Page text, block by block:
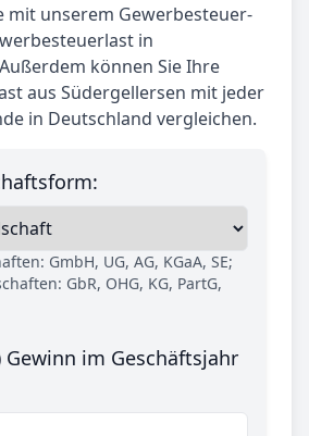
mit unserem Gewerbesteuer-
in
können Sie Ihre
aus Südergellersen mit jeder
in Deutschland vergleichen.
GmbH, UG, AG, KGaA, SE;
GbR, OHG, KG, PartG,
Gewinn im Geschäftsjahr